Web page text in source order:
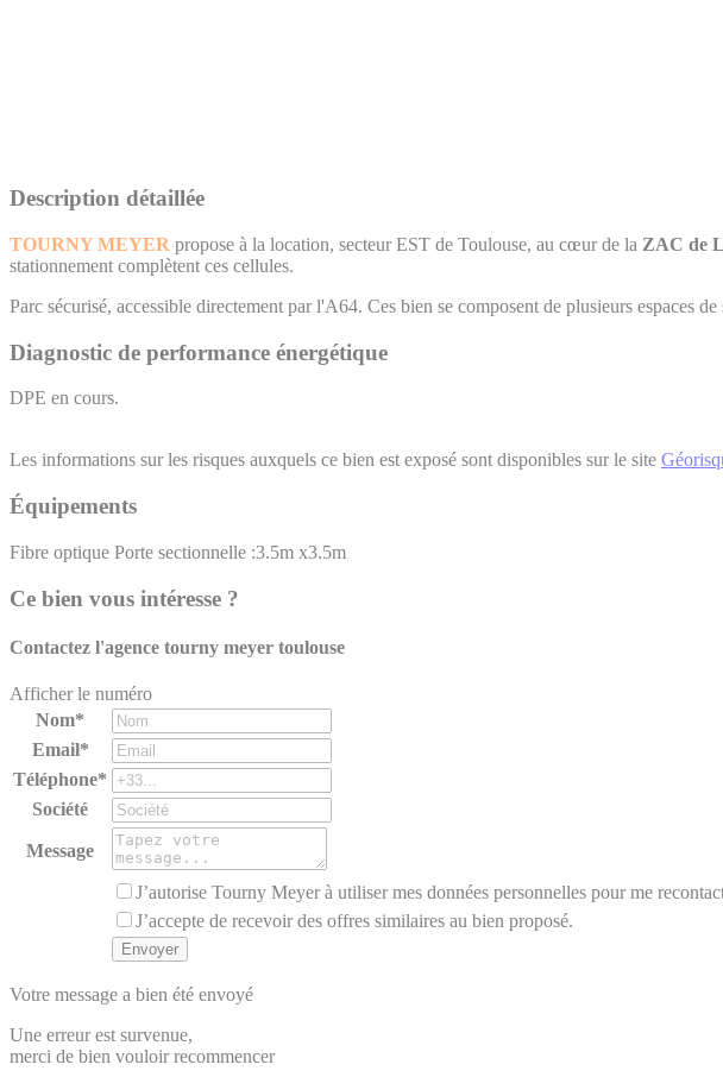
Description détaillée
TOURNY MEYER propose à la location, secteur EST de Toulouse, au cœur de la ZAC de
stationnement complètent ces cellules.
Parc sécurisé, accessible directement par l'A64. Ces bien se composent de plusieurs espaces
Diagnostic de performance énergétique
DPE en cours.
Les informations sur les risques auxquels ce bien est exposé sont disponibles sur le site
Équipements
Fibre optique Porte sectionnelle :3.5m x3.5m
Ce bien vous intéresse ?
Contactez l'agence tourny meyer toulouse
Afficher le numéro
Nom*
Email*
Téléphone*
Société
Message
J’autorise Tourny Meyer à utiliser mes données personnelles pour me
J’accepte de recevoir des offres similaires au bien proposé.
Votre message a bien été envoyé
Une erreur est survenue,
merci de bien vouloir recommencer